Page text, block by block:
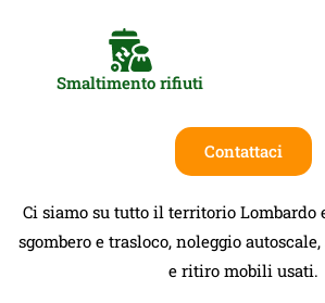
Smaltimento rifiuti
Contattaci
Ci siamo su tutto il territorio Lombardo
sgombero e trasloco, noleggio
e ritiro mobili usati.